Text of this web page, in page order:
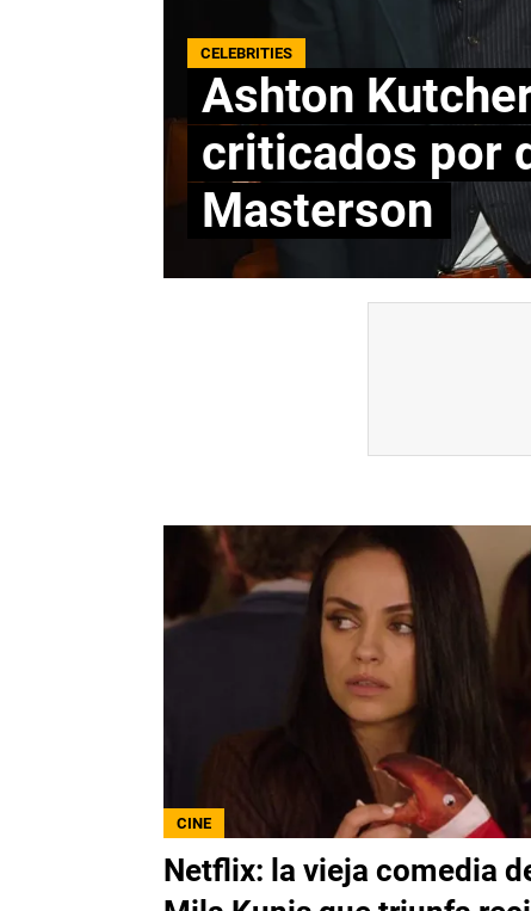
CELEBRITIES
Ashton
criticados por
Masterson
CINE
Netflix: la vieja comedia